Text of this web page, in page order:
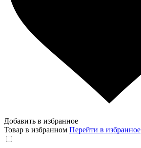
Добавить в избранное
Товар в избранном Перейти в избранное